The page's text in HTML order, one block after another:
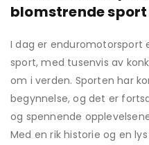
blomstrende sport
I dag er enduromotorsport
sport, med tusenvis av
om i verden. Sporten har
begynnelse, og det er
og spennende
Med en rik historie og en